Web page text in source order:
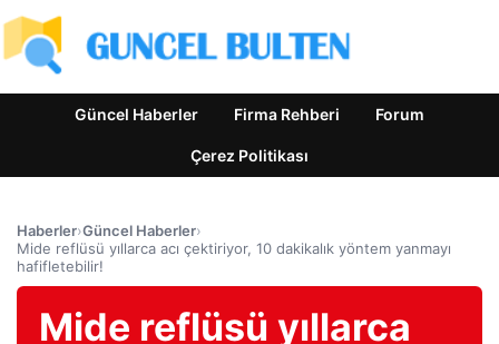
Güncel Haberler Firma Rehberi Forum
Çerez Politikası
Haberler›Güncel Haberler›
Mide reflüsü yıllarca acı çektiriyor, 10 dakikalık yöntem yanmayı
hafifletebilir!
Mide reflüsü yıllarca